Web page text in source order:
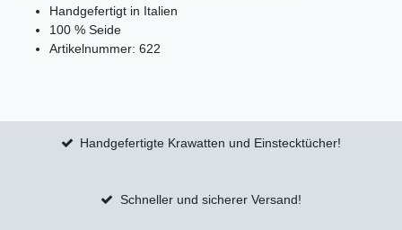
Handgefertigt in Italien
100 % Seide
Artikelnummer: 622
Handgefertigte Krawatten und Einstecktücher!
Schneller und sicherer Versand!